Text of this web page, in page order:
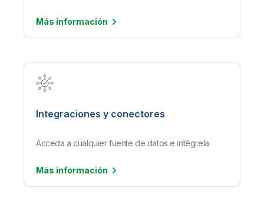
Más información
Integraciones y conectores
Acceda a cualquier fuente de datos e intégrela.
Más información